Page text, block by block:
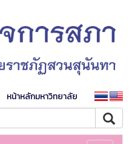
หน้าหลักมหาวิทยาลัย